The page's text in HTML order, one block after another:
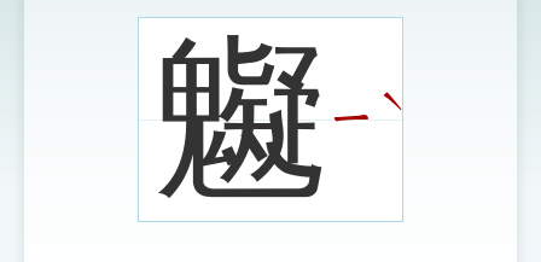
示
䰯ㄧ ˋ